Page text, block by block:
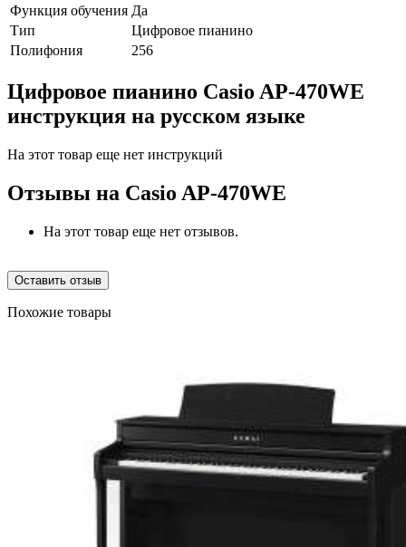
Функция обучения Да
Тип
Цифровое пианино
Полифония
256
Цифровое пианино Casio AP-470WE
инструкция на русском языке
На этот товар еще нет инструкций
Отзывы на Casio AP-470WE
На этот товар еще нет отзывов.
Оставить отзыв
Похожие товары